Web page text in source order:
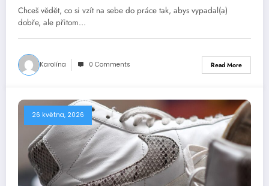
Chceš vědět, co si vzít na sebe do práce tak, abys vypadal(a)
dobře, ale přitom…
Karolína 0 Comments Read More
26 května, 2026